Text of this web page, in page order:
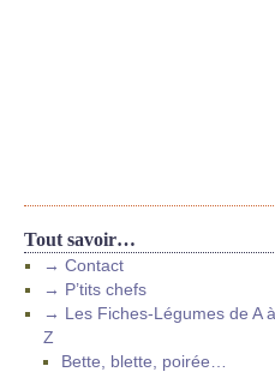
Tout savoir…
→ Contact
→ P’tits chefs
→ Les Fiches-Légumes de A à
Z
Bette, blette, poirée…